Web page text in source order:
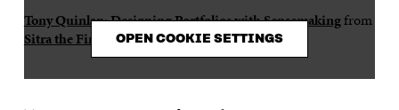
OPEN COOKIE SETTINGS
Tony Quinlan: Designing Portfolios with Sensemakingfrom
Sitra the Finnish Innovation Fund